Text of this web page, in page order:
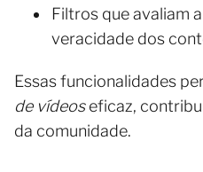
Filtros que avaliam
veracidade dos
Essas funcionalidades
de vídeoseficaz,
da comunidade.